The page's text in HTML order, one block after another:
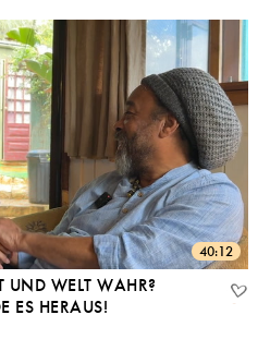
40:12
WELT WAHR?
ES HERAUS!